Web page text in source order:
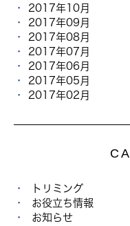
2017年10月
2017年09月
2017年08月
2017年07月
2017年06月
2017年05月
2017年02月
トリミング
お役立ち情報
お知らせ